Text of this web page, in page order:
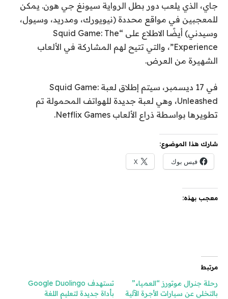
جاي، الذي يلعب دور بطل الرواية سيونغ جي هون. يمكن
للمعجبين في مواقع محددة (نيويورك، ومدريد، وسيول،
وسيدني) أيضًا الاطلاع على “Squid Game: The
Experience”، والتي تتيح لهم المشاركة في الألعاب
الشهيرة من العرض.
في 17 ديسمبر، سيتم إطلاق لعبة Squid Game:
Unleashed، وهي لعبة جديدة للهواتف المحمولة تم
تطويرها بواسطة ذراع الألعاب Netflix Games.
شارك هذا الموضوع:
فيس بوك X
معجب بهذه:
مرتبط
رحلة جنرال موتورز “العمياء”
بالتخلي عن سيارات الأجرة الآلية
تستهدف Google Duolingo
بأداة جديدة لتعليم اللغة